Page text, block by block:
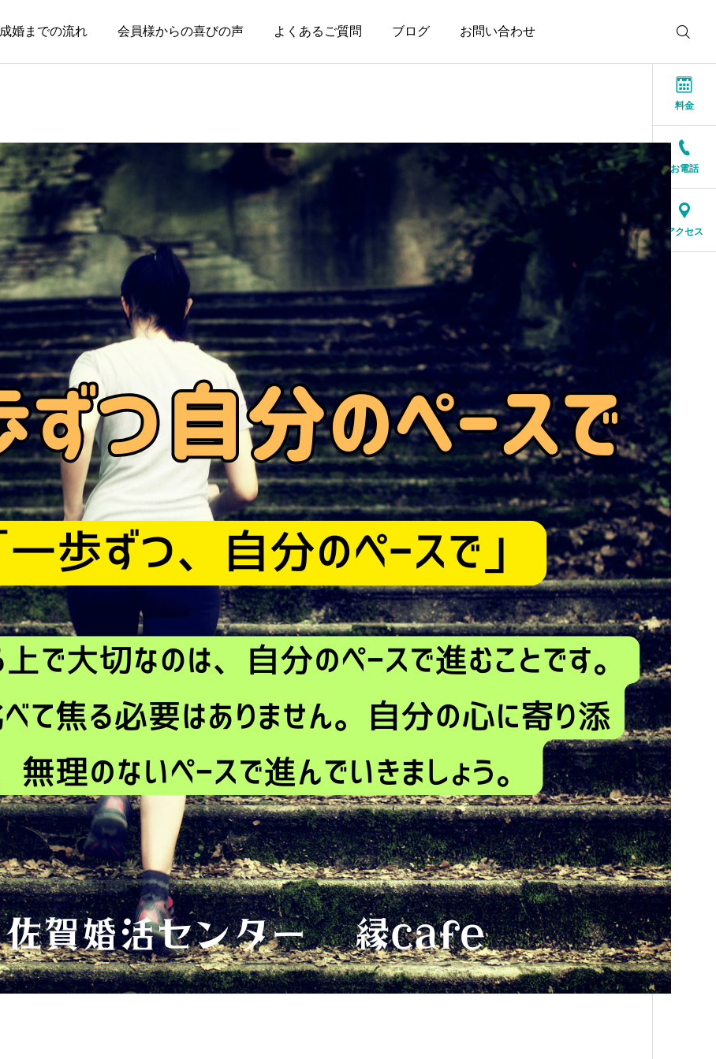
成婚までの流れ 会員様からの喜びの声 よくあるご質問 ブログ お問い合わせ
お知らせ
親のためではなく、自分
の幸せのために婚活して
いい
2026.08.03
本当に大切なのは、話が
盛り上がることではなく
安心できること
2026.07.20
結婚相談所に来る人は、
特別な人ではありません
2026.07.17
人生の後半だからこそ、
一緒に笑える人が大切
料金
お電話
アクセス